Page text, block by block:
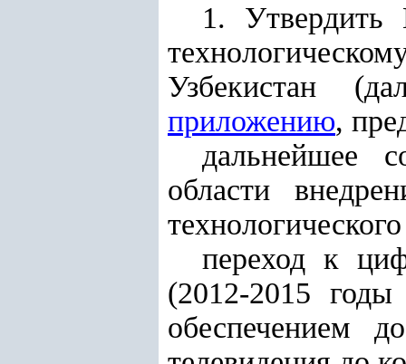
1. Утвердить
Узбекистан
приложению,
дальнейшее
области
переход к
(2012-2015
обеспечением